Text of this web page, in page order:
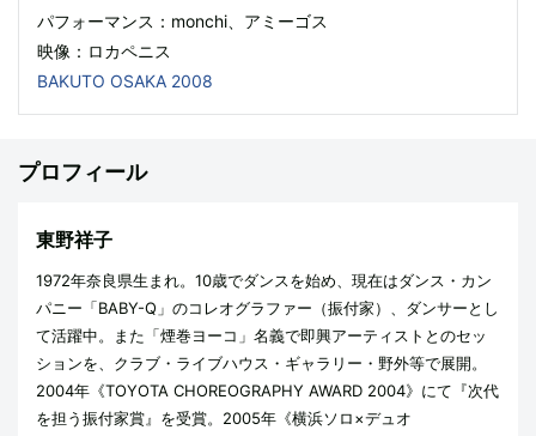
パフォーマンス：monchi、アミーゴス
映像：ロカペニス
BAKUTO OSAKA 2008
プロフィール
東野祥子
1972年奈良県生まれ。10歳でダンスを始め、現在はダンス・カン
パニー「BABY-Q」のコレオグラファー（振付家）、ダンサーとし
て活躍中。また「煙巻ヨーコ」名義で即興アーティストとのセッ
ションを、クラブ・ライブハウス・ギャラリー・野外等で展開。
2004年《TOYOTA CHOREOGRAPHY AWARD 2004》にて『次代
を担う振付家賞』を受賞。2005年《横浜ソロ×デュオ